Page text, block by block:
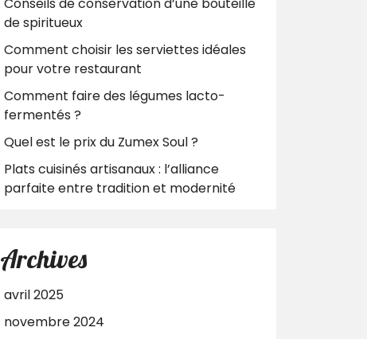
de spiritueux
Comment choisir les serviettes idéales
pour votre restaurant
Comment faire des légumes lacto-
fermentés ?
Quel est le prix du Zumex Soul ?
Plats cuisinés artisanaux : l’alliance
parfaite entre tradition et modernité
Archives
avril 2025
novembre 2024